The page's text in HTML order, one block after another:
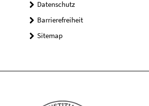
Datenschutz
Barrierefreiheit
Sitemap